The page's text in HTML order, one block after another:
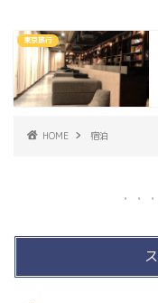
東京旅行
HOME 宿泊